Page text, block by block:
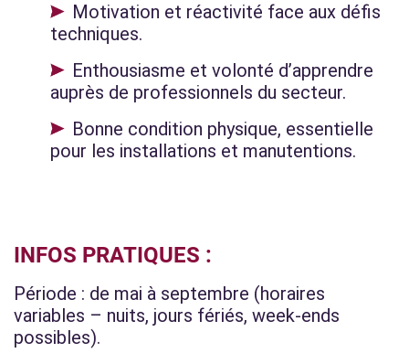
Motivation et réactivité face aux défis
techniques.
Enthousiasme et volonté d’apprendre
auprès de professionnels du secteur.
Bonne condition physique, essentielle
pour les installations et manutentions.
INFOS PRATIQUES :
Période : de mai à septembre (horaires
variables – nuits, jours fériés, week-ends
possibles).